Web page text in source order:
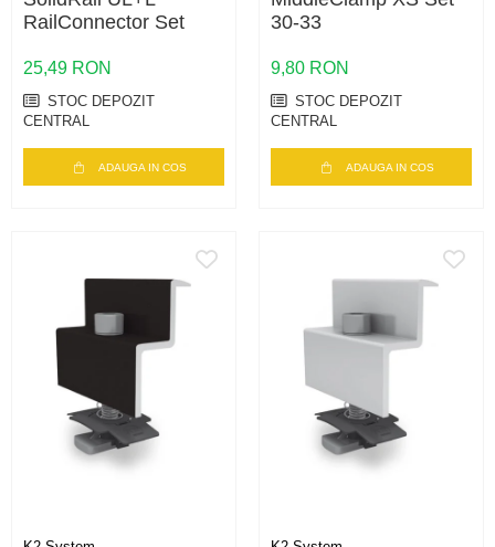
RailConnector Set
25,49 RON
STOC DEPOZIT
CENTRAL
ADAUGA IN COS
30-33
9,80 RON
STOC DEPOZIT
CENTRAL
ADAUGA IN COS